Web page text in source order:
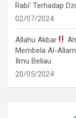
Rabi’ Terhadap
02/07/2024
Allahu Akbar
Membela Al-
Ilmu Beliau
20/05/2024